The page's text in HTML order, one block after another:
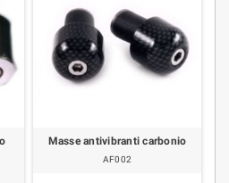
Masse antivibranti carbonio
AF002